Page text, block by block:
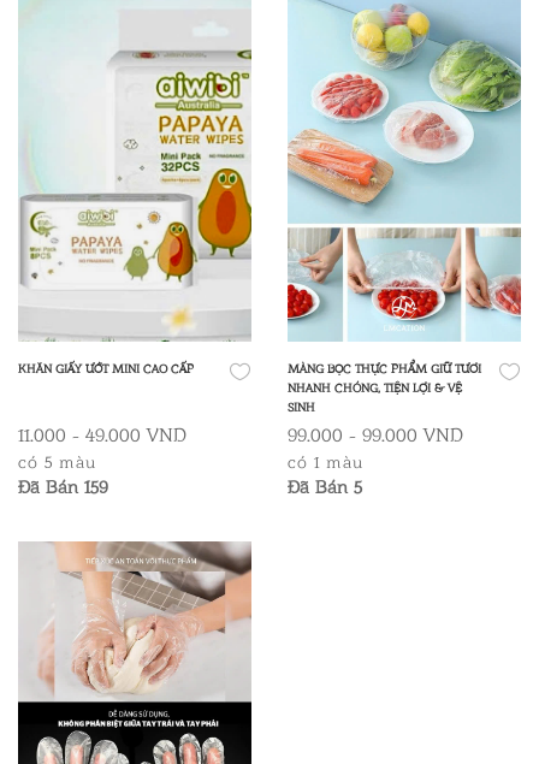
KHĂN GIẤY ƯỚT MINI CAO CẤP
11.000 - 49.000 VND
có 5 màu
Đã Bán 159
MÀNG BỌC THỰC PHẨM GIỮ TƯƠI
NHANH CHÓNG, TIỆN LỢI & VỆ
SINH
99.000 - 99.000 VND
có 1 màu
Đã Bán 5